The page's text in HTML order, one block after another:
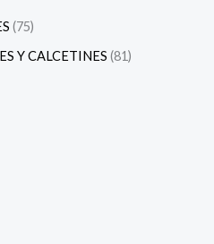
(75)
Y CALCETINES (81)